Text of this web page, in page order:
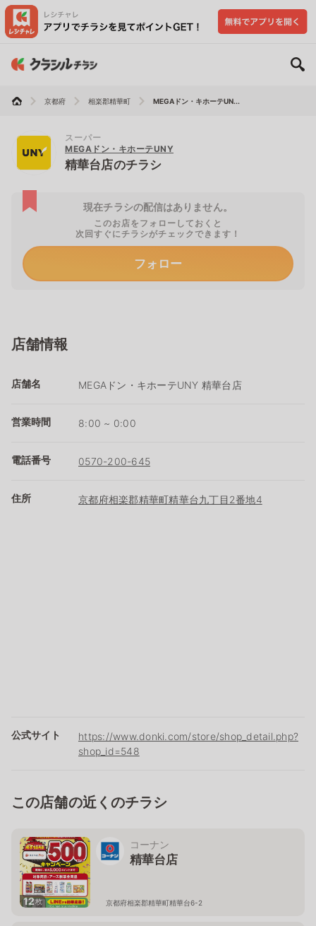
京都府 相楽郡精華町 MEGAドン・キホーテUN...
スーパー
MEGAドン・キホーテUNY
精華台店のチラシ
現在チラシの配信はありません。
このお店をフォローしておくと
次回すぐにチラシがチェックできます！
フォロー
店舗情報
店舗名 MEGAドン・キホーテUNY 精華台店
営業時間 8:00 ~ 0:00
電話番号 0570-200-645
住所 京都府相楽郡精華町精華台九丁目2番地4
公式サイト
https://www.donki.com/store/shop_detail.php?
shop_id=548
この店舗の近くのチラシ
12枚
コーナン
精華台店
京都府相楽郡精華町精華台6-2